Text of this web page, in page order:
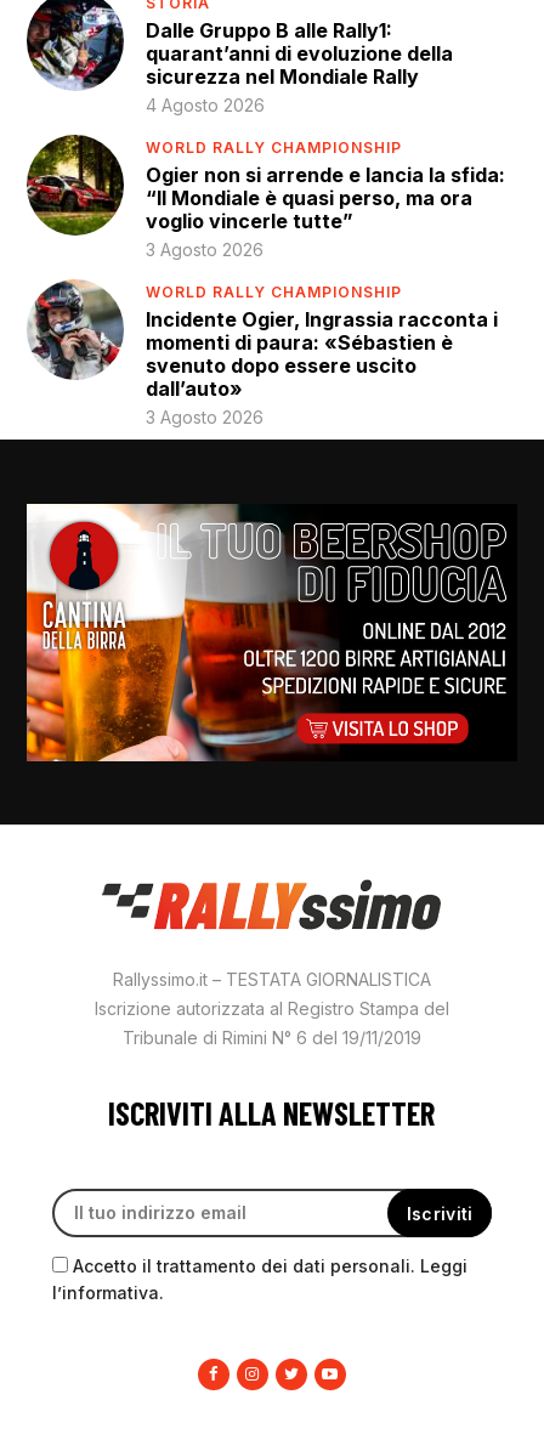
Dalle Gruppo B alle Rally1:
quarant’anni di evoluzione della
sicurezza nel Mondiale Rally
4 Agosto 2026
WORLD RALLY CHAMPIONSHIP
Ogier non si arrende e lancia la sfida:
“Il Mondiale è quasi perso, ma ora
voglio vincerle tutte”
3 Agosto 2026
WORLD RALLY CHAMPIONSHIP
Incidente Ogier, Ingrassia racconta i
momenti di paura: «Sébastien è
svenuto dopo essere uscito
dall’auto»
3 Agosto 2026
Rallyssimo.it – TESTATA GIORNALISTICA
Iscrizione autorizzata al Registro Stampa del
Tribunale di Rimini N° 6 del 19/11/2019
ISCRIVITI ALLA NEWSLETTER
Accetto il trattamento dei dati personali. Leggi
l’informativa.